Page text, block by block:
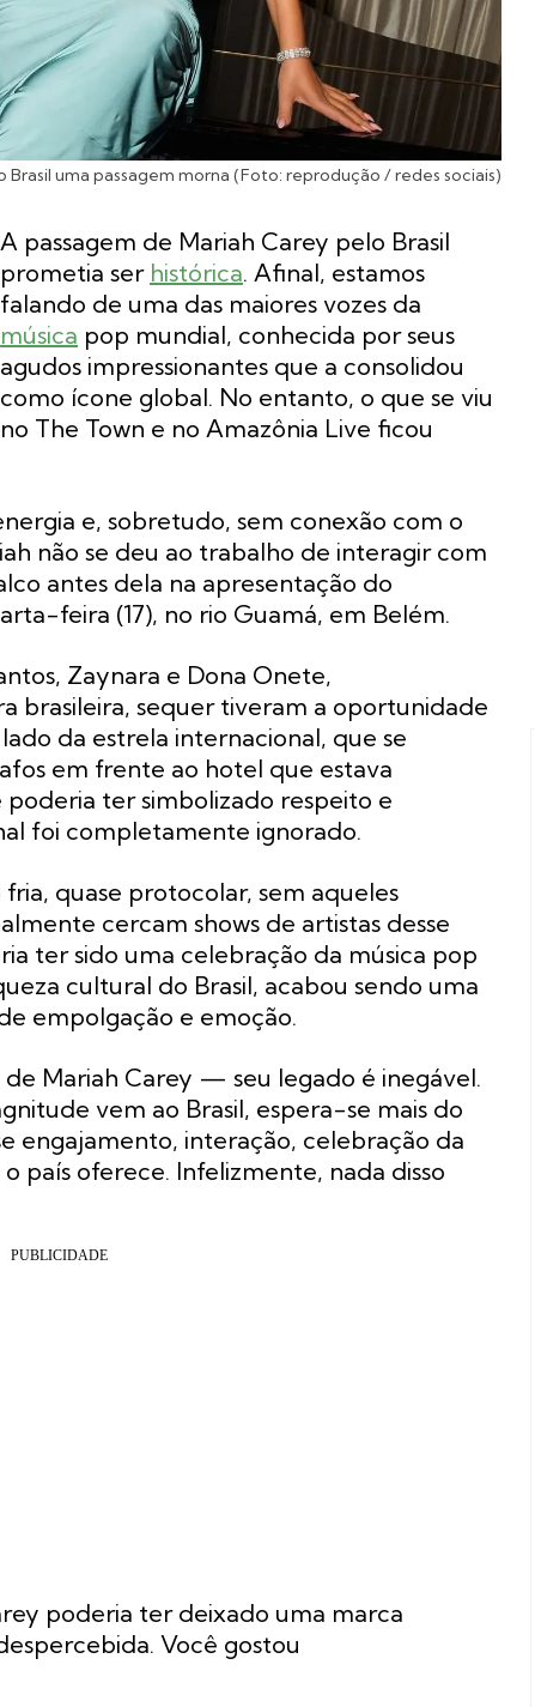
Brasil uma passagem morna (Foto: reprodução / redes sociais)
A passagem de Mariah Carey pelo Brasil
prometia ser histórica. Afinal, estamos
falando de uma das maiores vozes da
música pop mundial, conhecida por seus
agudos impressionantes que a consolidou
como ícone global. No entanto, o que se viu
no The Town e no Amazônia Live ficou
e, sobretudo, sem conexão com o
não se deu ao trabalho de interagir com
antes dela na apresentação do
feira (17), no rio Guamá, em Belém.
Zaynara e Dona Onete,
brasileira, sequer tiveram a oportunidade
da estrela internacional, que se
em frente ao hotel que estava
ter simbolizado respeito e
foi completamente ignorado.
quase protocolar, sem aqueles
cercam shows de artistas desse
ter sido uma celebração da música pop
cultural do Brasil, acabou sendo uma
empolgação e emoção.
Mariah Carey — seu legado é inegável.
vem ao Brasil, espera-se mais do
engajamento, interação, celebração da
país oferece. Infelizmente, nada disso
poderia ter deixado uma marca
Você gostou